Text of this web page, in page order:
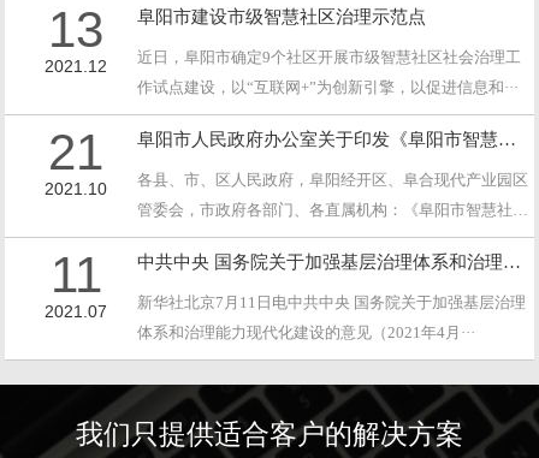
13
2021.12
阜阳市建设市级智慧社区治理示范点
近日，阜阳市确定9个社区开展市级智慧社区社会治理工
作试点建设，以“互联网+”为创新引擎，以促进信息和···
21
2021.10
阜阳市人民政府办公室关于印发《阜阳市智慧社区试点建设实施方案》的通知
各县、市、区人民政府，阜阳经开区、阜合现代产业园区
管委会，市政府各部门、各直属机构：《阜阳市智慧社区·
··
11
2021.07
中共中央 国务院关于加强基层治理体系和治理能力现代化建设的意见
新华社北京7月11日电中共中央 国务院关于加强基层治理
体系和治理能力现代化建设的意见（2021年4月···
我们只提供适合客户的解决方案